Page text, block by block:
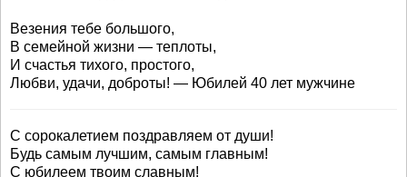
Везения тебе большого,
В семейной жизни — теплоты,
И счастья тихого, простого,
Любви, удачи, доброты! — Юбилей 40 лет мужчине
С сорокалетием поздравляем от души!
Будь самым лучшим, самым главным!
С юбилеем твоим славным!